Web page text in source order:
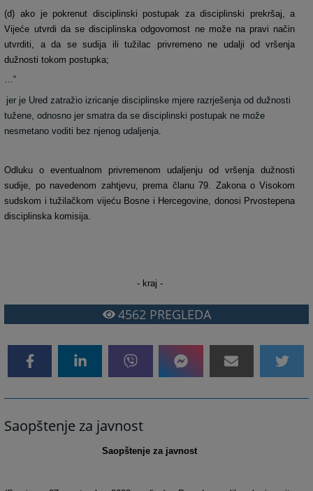
(d) ako je pokrenut disciplinski postupak za disciplinski prekršaj, a
Vijeće utvrdi da se disciplinska odgovornost ne može na pravi način
utvrditi, a da se sudija ili tužilac privremeno ne udalji od vršenja
dužnosti tokom postupka;
…“
jer je Ured zatražio izricanje disciplinske mjere razrješenja od dužnosti
tužene, odnosno jer smatra da se disciplinski postupak ne može
nesmetano voditi bez njenog udaljenja.
Odluku o eventualnom privremenom udaljenju od vršenja dužnosti
sudije, po navedenom zahtjevu, prema članu 79. Zakona o Visokom
sudskom i tužilačkom vijeću Bosne i Hercegovine, donosi Prvostepena
disciplinska komisija.
- kraj -
4562 PREGLEDA
Saopštenje za javnost
Saopštenje za javnost